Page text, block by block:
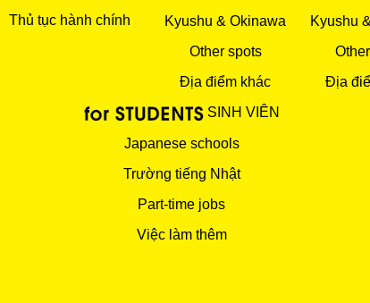
Thủ tục hành chính
Kyushu & Okinawa
Other spots
Địa điểm khác
Kyushu
Địa
SINH VIÊN
Japanese schools
Trường tiếng Nhật
Part-time jobs
Việc làm thêm